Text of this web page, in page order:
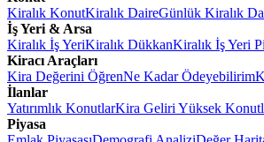
Kiralık KonutKiralık DaireGünlük Kiralık
İş Yeri & Arsa
Kiralık İş YeriKiralık DükkanKiralık İş Yeri
Kiracı Araçları
Kira Değerini ÖğrenNe Kadar Ödeyebilirim
İlanlar
Yatırımlık KonutlarKira Geliri Yüksek
Piyasa